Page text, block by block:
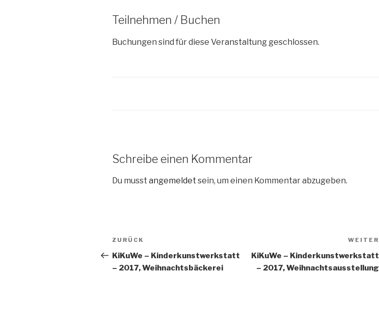
Teilnehmen / Buchen
Buchungen sind für diese Veranstaltung geschlossen.
Schreibe einen Kommentar
Du musst angemeldet sein, um einen Kommentar abzugeben.
Beitragsnavigation
Vorheriger
Beitrag
ZURÜCK
KiKuWe – Kinderkunstwerkstatt
– 2017, Weihnachtsbäckerei
WEITER
KiKuWe – Kinderkunstwerkstatt
– 2017, Weihnachtsausstellung